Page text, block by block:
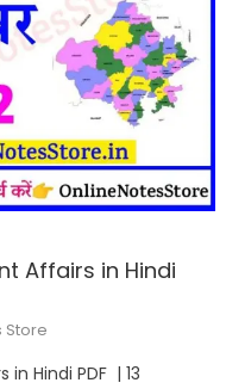
Affairs in Hindi
Store
Hindi PDF | 13